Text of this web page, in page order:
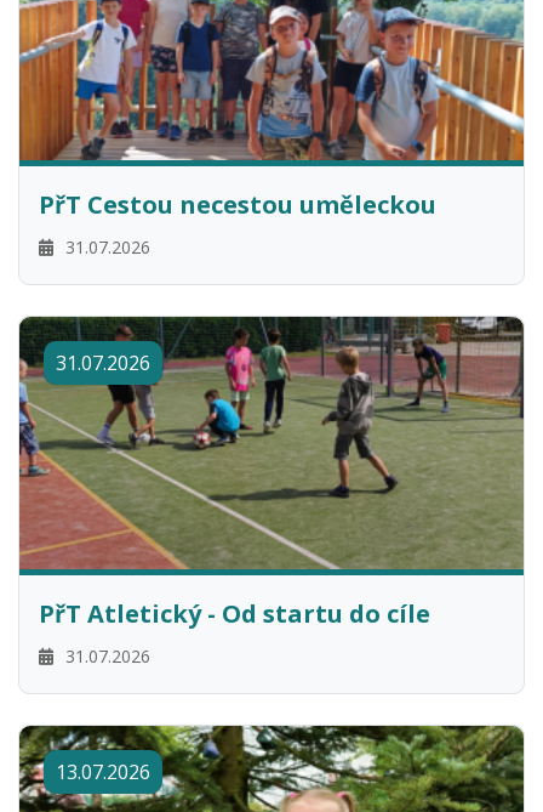
PřT Cestou necestou uměleckou
31.07.2026
31.07.2026
PřT Atletický - Od startu do cíle
31.07.2026
13.07.2026